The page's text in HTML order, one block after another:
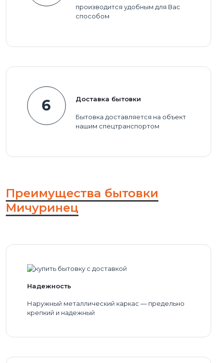
производится удобным для Вас
способом
6 Доставка бытовки
Бытовка доставляется на объект
нашим спецтранспортом
Преимущества бытовки
Мичуринец
Надежность
Наружный металлический каркас — предельно
крепкий и надежный